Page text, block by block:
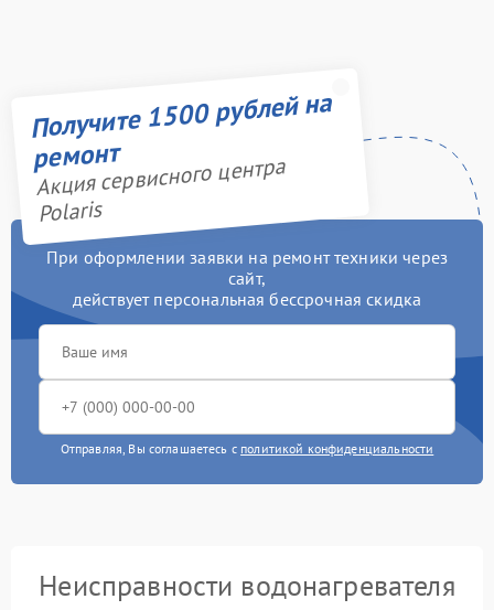
Получите 1500 рублей на
ремонт
Акция сервисного центра
Polaris
При оформлении заявки на ремонт техники через
сайт,
действует персональная бессрочная скидка
Отправляя, Вы соглашаетесь с политикой конфиденциальности
Неисправности водонагревателя